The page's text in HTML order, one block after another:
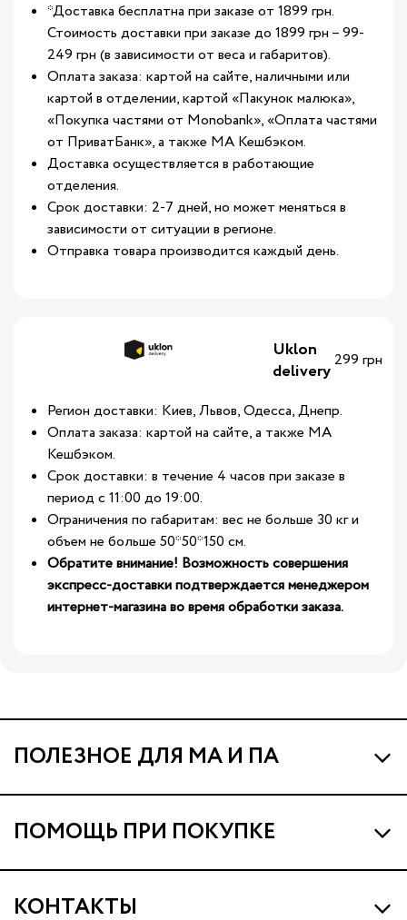
*Доставка бесплатна при заказе от 1899 грн.
Стоимость доставки при заказе до 1899 грн – 99-
249 грн (в зависимости от веса и габаритов).
Оплата заказа: картой на сайте, наличными или
картой в отделении, картой «Пакунок малюка»,
«Покупка частями от Monobank», «Оплата частями
от ПриватБанк», а также МА Кешбэком.
Доставка осуществляется в работающие
отделения.
Срок доставки: 2-7 дней, но может меняться в
зависимости от ситуации в регионе.
Отправка товара производится каждый день.
Uklon
delivery 299 грн
Регион доставки: Киев, Львов, Одесса, Днепр.
Оплата заказа: картой на сайте, а также МА
Кешбэком.
Срок доставки: в течение 4 часов при заказе в
период с 11:00 до 19:00.
Ограничения по габаритам: вес не больше 30 кг и
объем не больше 50*50*150 см.
Обратите внимание! Возможность совершения
экспресс-доставки подтверждается менеджером
интернет-магазина во время обработки заказа.
ПОЛЕЗНОЕ ДЛЯ МА И ПА
Про МА и Маминых Ассистентов
Программа Ма Кешбэк
Ма Клуб
ПОМОЩЬ ПРИ ПОКУПКЕ
Наши магазины
Доставка и оплата
КОНТАКТЫ